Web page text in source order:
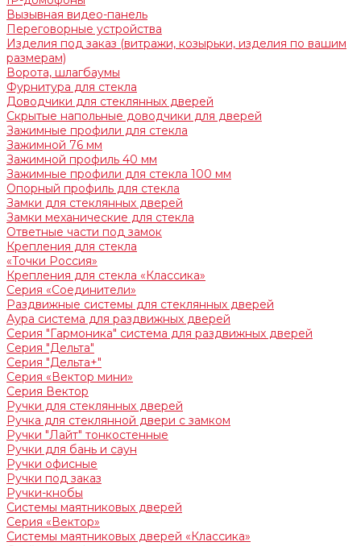
Вызывная видео-панель
Переговорные устройства
Изделия под заказ (витражи, козырьки, изделия по вашим
размерам)
Ворота, шлагбаумы
Фурнитура для стекла
Доводчики для стеклянных дверей
Скрытые напольные доводчики для дверей
Зажимные профили для стекла
Зажимной 76 мм
Зажимной профиль 40 мм
Зажимные профили для стекла 100 мм
Опорный профиль для стекла
Замки для стеклянных дверей
Замки механические для стекла
Ответные части под замок
Крепления для стекла
«Точки Россия»
Крепления для стекла «Классика»
Серия «Соединители»
Раздвижные системы для стеклянных дверей
Аура система для раздвижных дверей
Серия "Гармоника" система для раздвижных дверей
Серия "Дельта"
Серия "Дельта+"
Серия «Вектор мини»
Серия Вектор
Ручки для стеклянных дверей
Ручка для стеклянной двери с замком
Ручки "Лайт" тонкостенные
Ручки для бань и саун
Ручки офисные
Ручки под заказ
Ручки-кнобы
Системы маятниковых дверей
Серия «Вектор»
Системы маятниковых дверей «Классика»